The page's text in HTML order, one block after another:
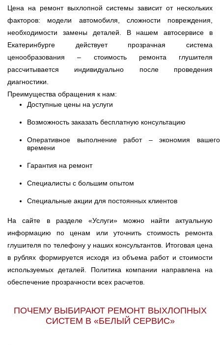
Цена на ремонт выхлопной системы зависит от нескольких
факторов: модели автомобиля, сложности повреждения,
необходимости замены деталей. В нашем автосервисе в
Екатеринбурге действует прозрачная система
ценообразования – стоимость ремонта глушителя
рассчитывается индивидуально после проведения
диагностики.
Преимущества обращения к нам:
Доступные цены на услуги
Возможность заказать бесплатную консультацию
Оперативное выполнение работ – экономия вашего
времени
Гарантия на ремонт
Специалисты с большим опытом
Специальные акции для постоянных клиентов
На сайте в разделе «Услуги» можно найти актуальную
информацию по ценам или уточнить стоимость ремонта
глушителя по телефону у наших консультантов. Итоговая цена
в рублях формируется исходя из объема работ и стоимости
используемых деталей. Политика компании направлена на
обеспечение прозрачности всех расчетов.
ПОЧЕМУ ВЫБИРАЮТ РЕМОНТ ВЫХЛОПНЫХ
СИСТЕМ В «БЕЛЫЙ СЕРВИС»